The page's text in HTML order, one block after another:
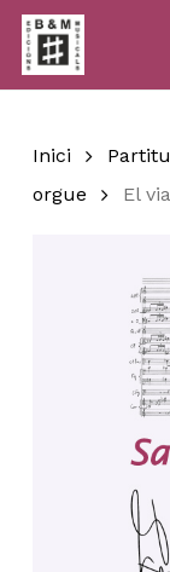
Skip
main
content
Inici
orgue
El